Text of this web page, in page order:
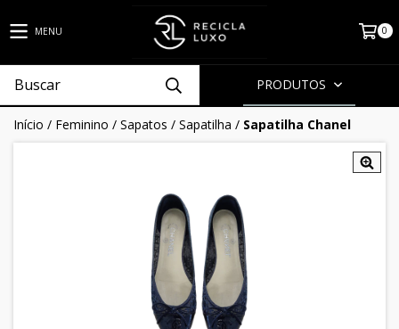
MENU 0
PRODUTOS
Início / Feminino / Sapatos / Sapatilha / Sapatilha Chanel